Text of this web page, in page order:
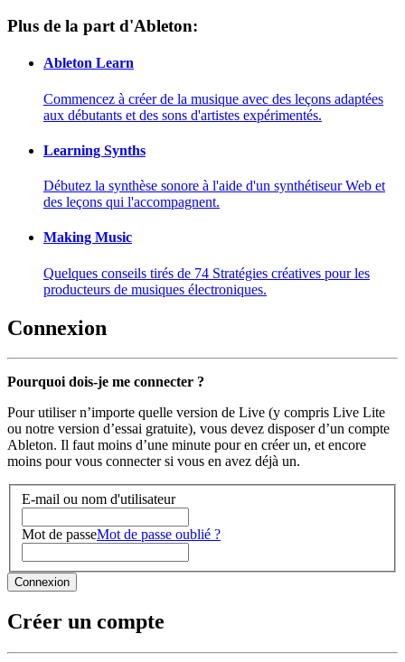
Plus de la part d'Ableton:
Ableton Learn
Commencez à créer de la musique avec des leçons adaptées
aux débutants et des sons d'artistes expérimentés.
Learning Synths
Débutez la synthèse sonore à l'aide d'un synthétiseur Web et
des leçons qui l'accompagnent.
Making Music
Quelques conseils tirés de 74 Stratégies créatives pour les
producteurs de musiques électroniques.
Connexion
Pourquoi dois-je me connecter ?
Pour utiliser n’importe quelle version de Live (y compris Live Lite
ou notre version d’essai gratuite), vous devez disposer d’un compte
Ableton. Il faut moins d’une minute pour en créer un, et encore
moins pour vous connecter si vous en avez déjà un.
E-mail ou nom d'utilisateur
Mot de passeMot de passe oublié ?
Créer un compte